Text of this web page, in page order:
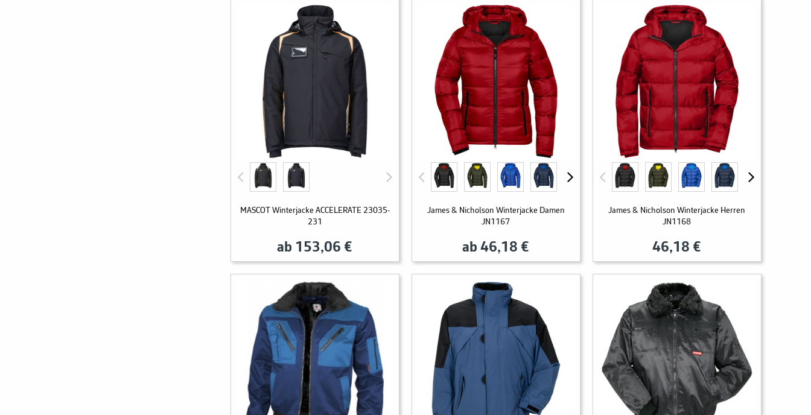
MASCOT Winterjacke ACCELERATE 23035-
231
ab 153,06 €
James & Nicholson Winterjacke Damen
JN1167
ab 46,18 €
James & Nicholson Winterjacke Herren
JN1168
46,18 €